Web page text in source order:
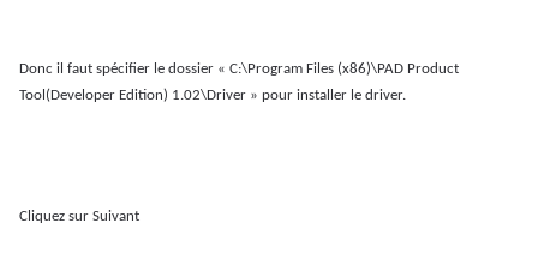
Donc il faut spécifier le dossier « C:\Program Files (x86)\PAD Product
Tool(Developer Edition) 1.02\Driver » pour installer le driver.
Cliquez sur Suivant